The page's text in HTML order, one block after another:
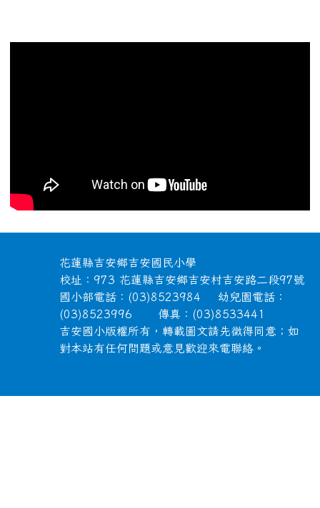
頁尾區域內容
花蓮縣吉安鄉吉安國民小學
校址：973 花蓮縣吉安鄉吉安村吉安路二段97號
國小部電話：(03)8523984 幼兒園電話：
(03)8523996 傳真：(03)8533441
吉安國小版權所有，轉載圖文請先徵得同意；如
對本站有任何問題或意見歡迎來電聯絡。